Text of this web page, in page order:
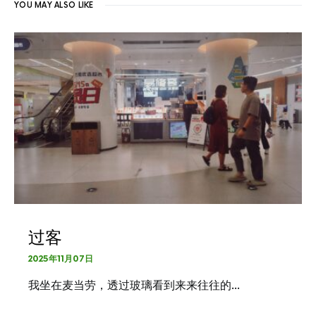
YOU MAY ALSO LIKE
过客
2025年11月07日
我坐在麦当劳，透过玻璃看到来来往往的…